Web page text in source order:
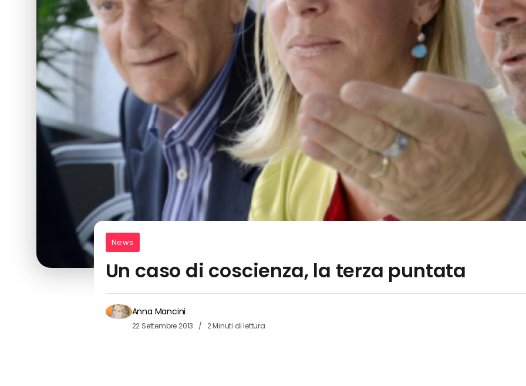
News
Un caso di coscienza, la terza puntata
Anna Mancini
22 Settembre 2013 2 Minuti di lettura